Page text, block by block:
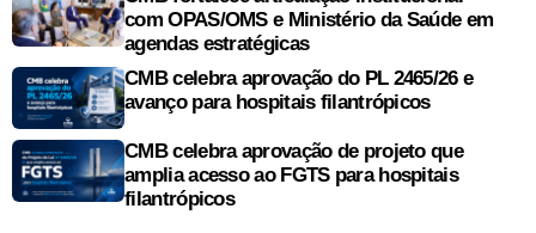
com OPAS/OMS e Ministério da Saúde em
agendas estratégicas
CMB celebra aprovação do PL 2465/26 e
avanço para hospitais filantrópicos
CMB celebra aprovação de projeto que
amplia acesso ao FGTS para hospitais
filantrópicos